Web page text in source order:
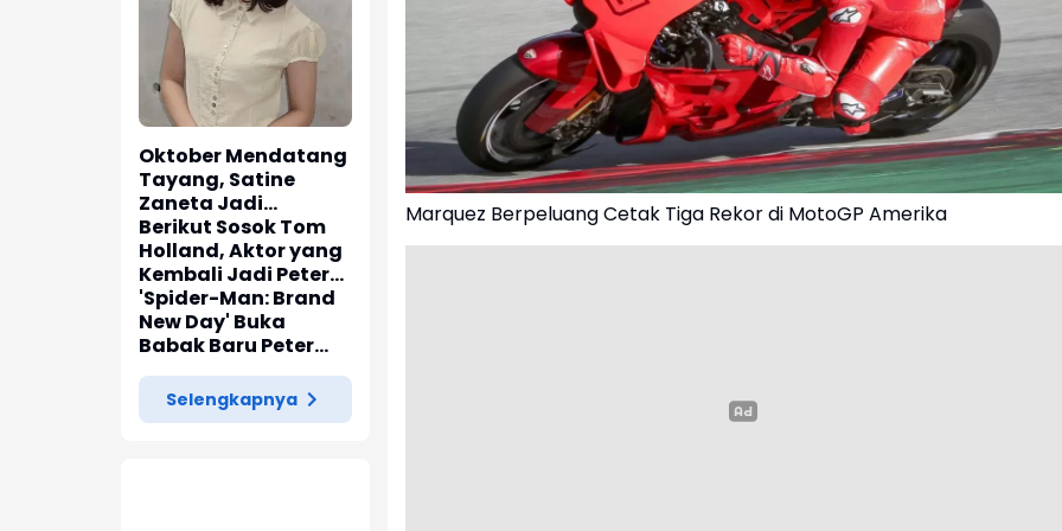
Oktober Mendatang
Tayang, Satine
Zaneta Jadi
Pemeran Utama Film
Siti Si Vampir
Berikut Sosok Tom
Holland, Aktor yang
Kembali Jadi Peter
Parker di 'Spider-
Man: Brand New Day'
'Spider-Man: Brand
New Day' Buka
Babak Baru Peter
Parker di Marvel
Cinematic Universe
Selengkapnya
Marquez Berpeluang Cetak Tiga Rekor di MotoGP Amerika